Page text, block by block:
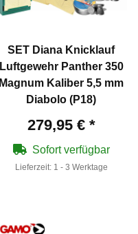
SET Diana Knicklauf
Luftgewehr Panther 350
Magnum Kaliber 5,5 mm
Diabolo (P18)
279,95 € *
Sofort verfügbar
Lieferzeit: 1 - 3 Werktage